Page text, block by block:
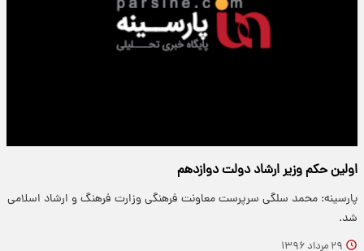
اولین حکم وزیر ارشاد دولت دوازدهم
پارسینه: محمد سلگی سرپرست معاونت فرهنگی وزارت فرهنگ و ارشاد اسلامی
شد.
۲۹ مرداد ۱۳۹۶